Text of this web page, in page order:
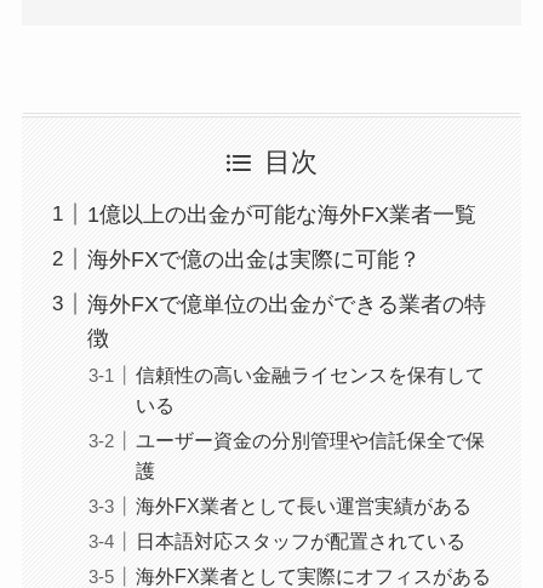
目次
1億以上の出金が可能な海外FX業者一覧
海外FXで億の出金は実際に可能？
海外FXで億単位の出金ができる業者の特
徴
信頼性の高い金融ライセンスを保有して
いる
ユーザー資金の分別管理や信託保全で保
護
海外FX業者として長い運営実績がある
日本語対応スタッフが配置されている
海外FX業者として実際にオフィスがある